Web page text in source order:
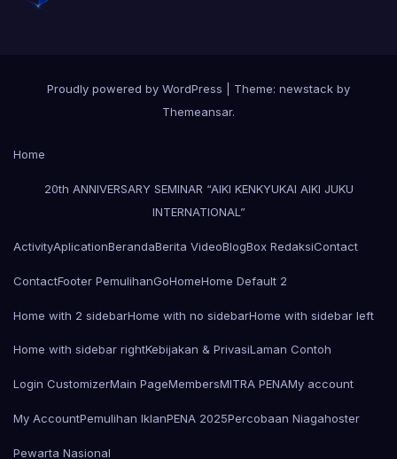
Proudly powered by WordPress
Theme: newstack by
Themeansar.
Home
20th ANNIVERSARY SEMINAR “AIKI KENKYUKAI AIKI JUKU
INTERNATIONAL”
ActivityAplicationBerandaBerita VideoBlogBox RedaksiContact
ContactFooter PemulihanGoHomeHome Default 2
Home with 2 sidebarHome with no sidebarHome with sidebar left
Home with sidebar rightKebijakan & PrivasiLaman Contoh
Login CustomizerMain PageMembersMITRA PENAMy account
My AccountPemulihan IklanPENA 2025Percobaan Niagahoster
Pewarta Nasional